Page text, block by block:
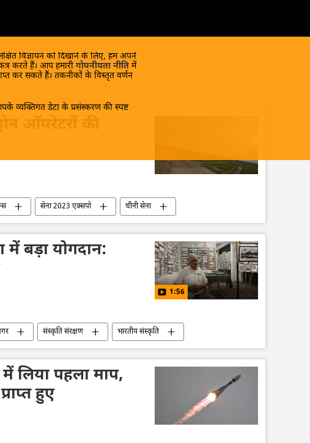
विज्ञापन को दिखाने के लिए, हम अपने
करते हैं। आप हमारी गोपनीयता नीति में
कर सकते हैं। तकनीकों के विस्तृत वर्णन
व्यक्तिगत डेटा के प्रसंस्करण की स्पष्ट
सेना 2023 एक्सपो
चीनी सेना
रूस का विकास तकनीकी विकास
बड़ा योगदान:
1:56
संस्कृति संरक्षण
भारतीय संस्कृति
में लिया पहला माप,
हुए